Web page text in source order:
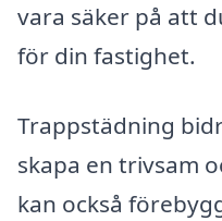
vara säker på att
för din fastighet.
Trappstädning
skapa en trivsam
kan också